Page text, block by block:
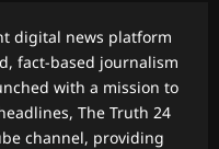
digital news platform
fact-based journalism
with a mission to
The Truth 24
channel, providing